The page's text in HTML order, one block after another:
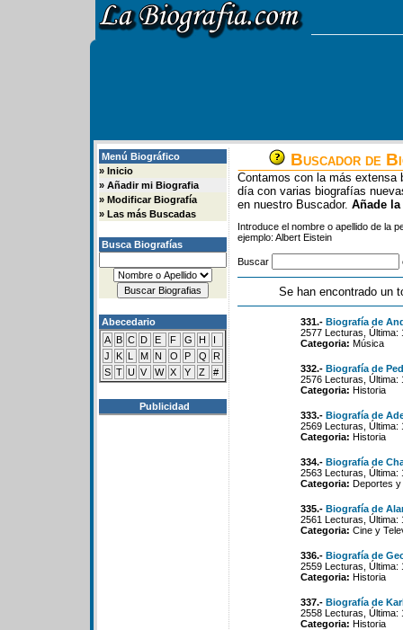
Menú Biográfico
» Inicio
» Añadir mi Biografia
» Modificar Biografía
» Las más Buscadas
Busca Biografías
Abecedario
A B C D E F G H
I
J
K L M N O P Q
R
S T U V W X Y Z #
Publicidad
Buscador de
Contamos con la más extensa
día con varias biografías
en nuestro Buscador. Añade
Introduce el nombre o apellido de la
ejemplo: Albert Eistein
Buscar
Se han encontrado un
331.- Biografía de
2577 Lecturas, Última:
Categoria: Música
332.- Biografía de
2576 Lecturas, Última:
Categoria: Historia
333.- Biografía de
2569 Lecturas, Última:
Categoria: Historia
334.- Biografía de
2563 Lecturas, Última:
Categoria: Deportes
335.- Biografía de
2561 Lecturas, Última:
Categoria: Cine y
336.- Biografía de
2559 Lecturas, Última:
Categoria: Historia
337.- Biografía de
2558 Lecturas, Última:
Categoria: Historia